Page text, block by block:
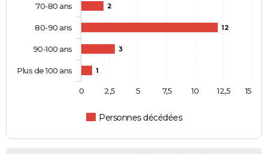
2
12
3
1
Personnes décédées
70-80 ans
80-90 ans
90-100 ans
Plus de 100 ans
0 2,5 5 7,5 10 12,5 15